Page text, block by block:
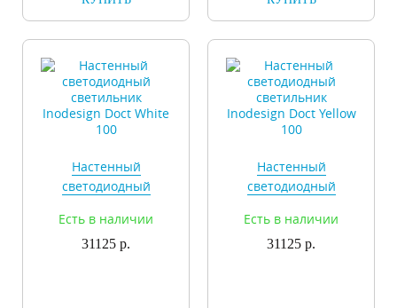
Настенный
светодиодный
Inodesign Doct White
100
Есть в наличии
31125 р.
Настенный
светодиодный
Inodesign Doct Yellow
100
Есть в наличии
31125 р.